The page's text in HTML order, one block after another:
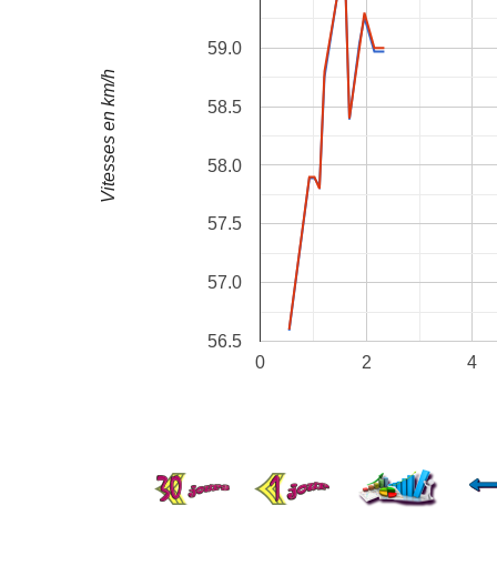
0 2 4
56.5
57.0
57.5
58.0
58.5
59.0
Vitesses en km/h